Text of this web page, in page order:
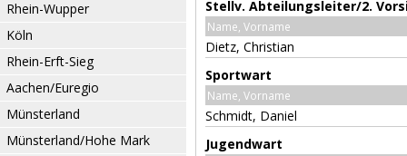
Rhein-Wupper
Köln
Rhein-Erft-Sieg
Aachen/Euregio
Münsterland
Münsterland/Hohe Mark
Stellv. Abteilungsleiter/2.
Name, Vorname
Dietz, Christian
Sportwart
Name, Vorname
Schmidt, Daniel
Jugendwart